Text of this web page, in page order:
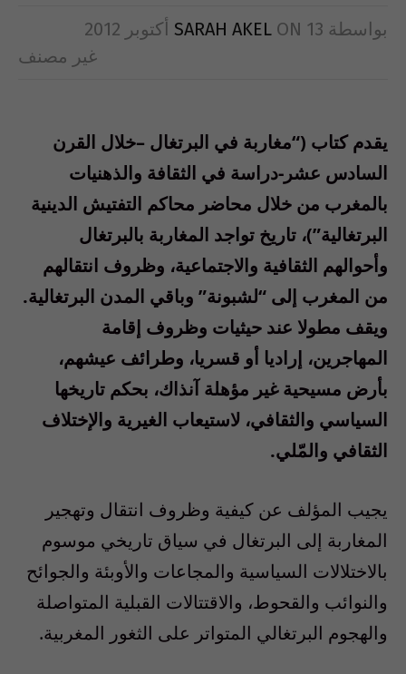
بواسطة SARAH AKEL ON 13 أكتوبر 2012
غير مصنف
يقدم كتاب (“مغاربة في البرتغال –خلال القرن
السادس عشر-دراسة في الثقافة والذهنيات
بالمغرب من خلال محاضر محاكم التفتيش الدينية
البرتغالية”)، تاريخ تواجد المغاربة بالبرتغال
وأحوالهم الثقافية والاجتماعية، وظروف انتقالهم
من المغرب إلى “لشبونة” وباقي المدن البرتغالية.
ويقف مطولا عند حيثيات وظروف إقامة
المهاجرين، إراديا أو قسريا، وطرائف عيشهم،
بأرض مسيحية غير مؤهلة آنذاك، بحكم تاريخها
السياسي والثقافي، لاستيعاب الغيرية والإختلاف
الثقافي والمّلي.
يجيب المؤلف عن كيفية وظروف انتقال وتهجير
المغاربة إلى البرتغال في سياق تاريخي موسوم
بالاختلالات السياسية والمجاعات والأوبئة والجوائح
والنوائب والقحوط، والاقتتالات القبلية المتواصلة
والهجوم البرتغالي المتواتر على الثغور المغربية.